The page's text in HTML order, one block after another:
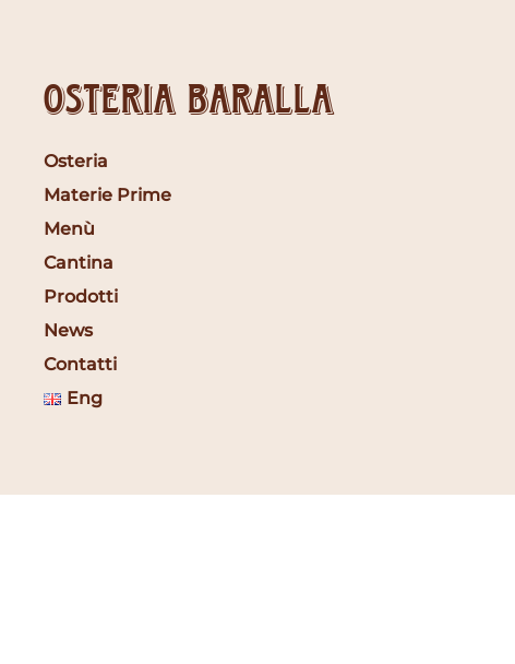
Osteria Baralla
Osteria
Materie Prime
Menù
Cantina
Prodotti
News
Contatti
Eng